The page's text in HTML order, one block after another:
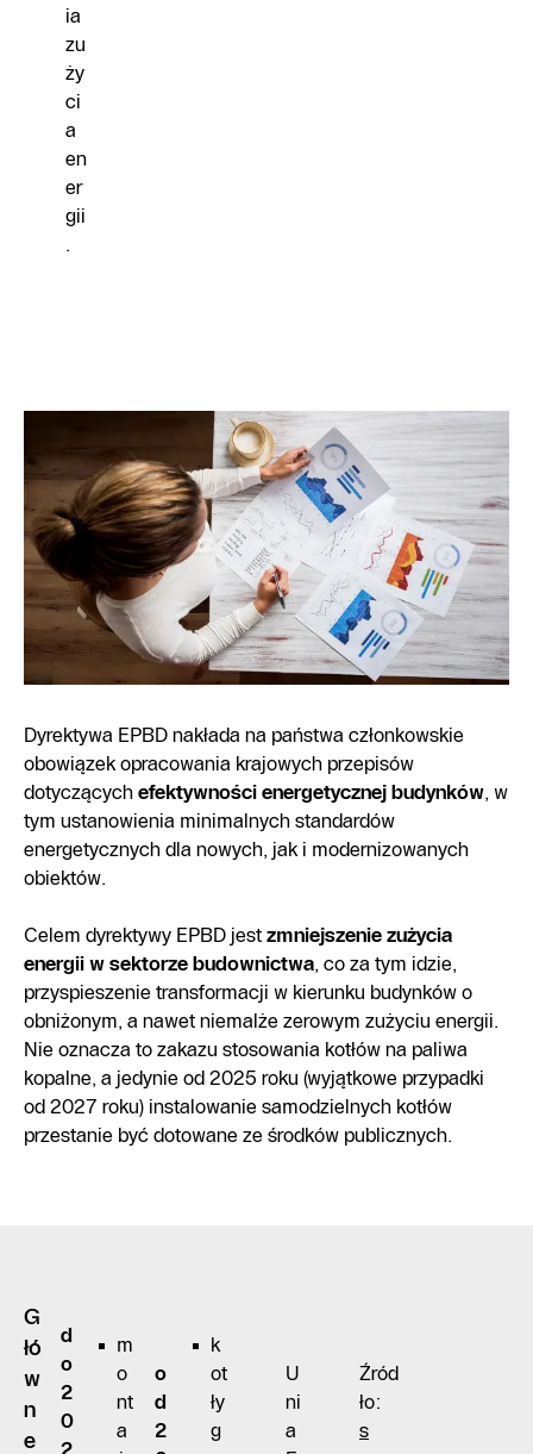
ia
zu
ży
ci
a
en
er
gii
.
Dyrektywa EPBD nakłada na państwa członkowskie
obowiązek opracowania krajowych przepisów
dotyczącychefektywności energetycznej budynków, w
tym ustanowienia minimalnych standardów
energetycznych dla nowych, jak i modernizowanych
obiektów.
Celem dyrektywy EPBD jestzmniejszenie zużycia
energii w sektorze budownictwa, co za tym idzie,
przyspieszenie transformacji w kierunku budynków o
obniżonym, a nawet niemalże zerowym zużyciu energii.
Nie oznacza to zakazu stosowania kotłów na paliwa
kopalne, a jedynie od 2025 roku (wyjątkowe przypadki
od 2027 roku) instalowanie samodzielnych kotłów
przestanie być dotowane ze środków publicznych.
G
łó
w
n
e
d
o
2
0
2
m
o
nt
a
o
d
2
k
ot
ły
g
U
ni
a
Źród
ło:
s